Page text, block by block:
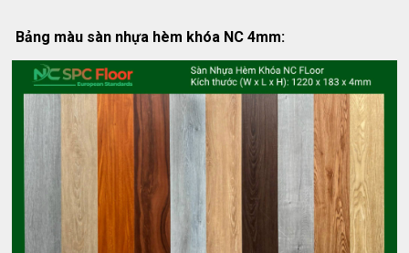
Bảng màu sàn nhựa hèm khóa NC 4mm: